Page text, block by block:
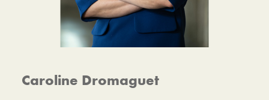
Caroline Dromaguet